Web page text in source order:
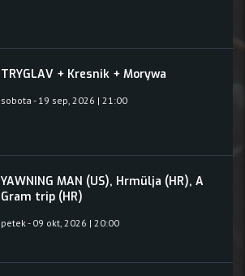
TRYGLAV + Kresnik + Morywa
sobota - 19 sep, 2026 | 21:00
YAWNING MAN (US), Hrmülja (HR), A
Gram trip (HR)
petek - 09 okt, 2026 | 20:00